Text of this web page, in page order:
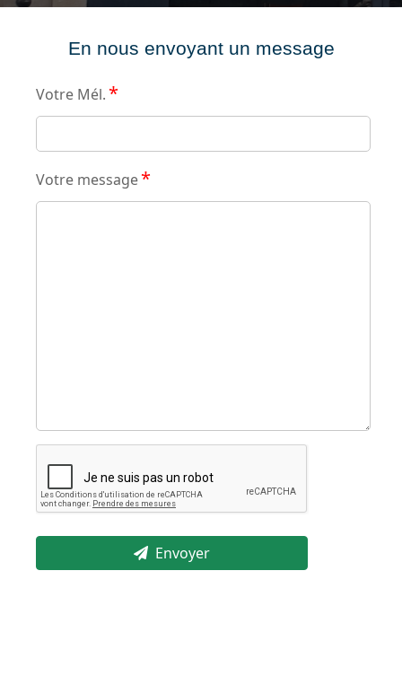
En nous envoyant un message
Votre Mél. *
Votre message*
Envoyer